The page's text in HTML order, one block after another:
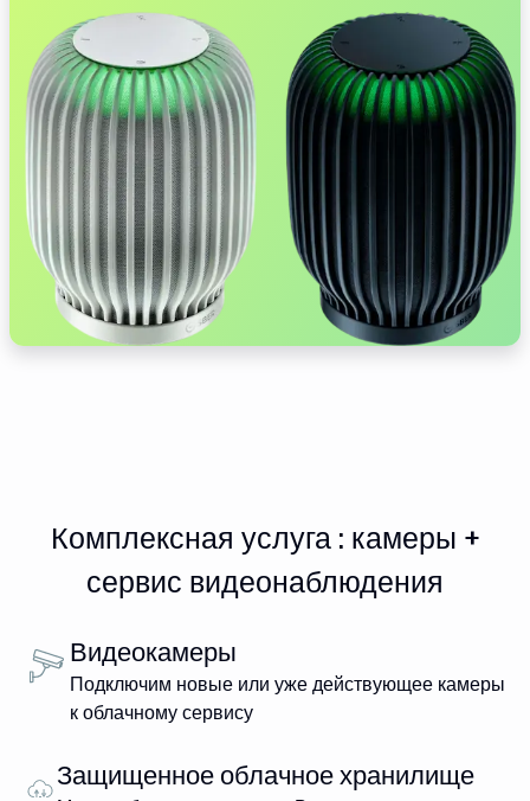
Комплексная услуга : камеры +
сервис видеонаблюдения
Видеокамеры
Подключим новые или уже действующее камеры
к облачному сервису
Защищенное облачное хранилище